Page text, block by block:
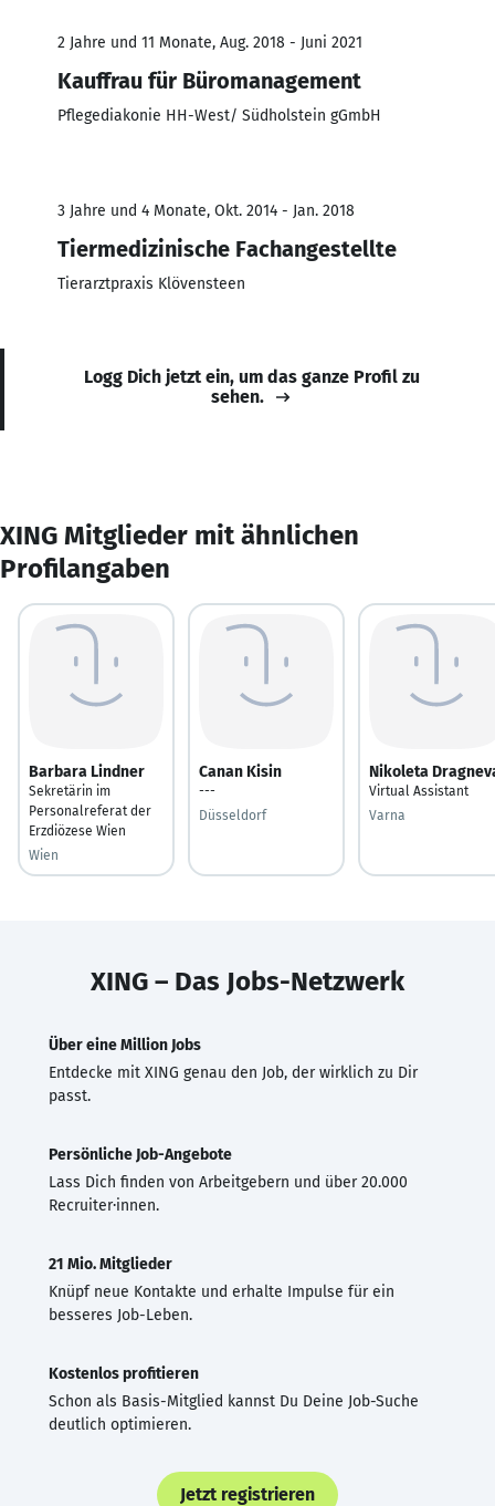
2 Jahre und 11 Monate, Aug. 2018 - Juni 2021
Kauffrau für Büromanagement
Pflegediakonie HH-West/ Südholstein gGmbH
3 Jahre und 4 Monate, Okt. 2014 - Jan. 2018
Tiermedizinische Fachangestellte
Tierarztpraxis Klövensteen
Logg Dich jetzt ein, um das ganze Profil zu
sehen.
XING Mitglieder mit ähnlichen
Profilangaben
Barbara Lindner
Sekretärin im
Personalreferat der
Erzdiözese Wien
Wien
Canan Kisin
---
Düsseldorf
Nikoleta
Virtual Assistant
Varna
XING – Das Jobs-Netzwerk
Über eine Million Jobs
Entdecke mit XING genau den Job, der wirklich zu Dir
passt.
Persönliche Job-Angebote
Lass Dich finden von Arbeitgebern und über 20.000
Recruiter·innen.
21 Mio. Mitglieder
Knüpf neue Kontakte und erhalte Impulse für ein
besseres Job-Leben.
Kostenlos profitieren
Schon als Basis-Mitglied kannst Du Deine Job-Suche
deutlich optimieren.
Jetzt registrieren